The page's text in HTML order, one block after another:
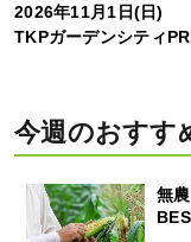
2026年11月1日(日)
TKPガーデンシティ
今週のおすす
無